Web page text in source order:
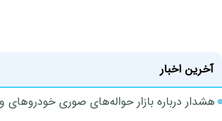
آخرین اخبار
هشدار درباره بازار حواله‌های صوری خودروهای